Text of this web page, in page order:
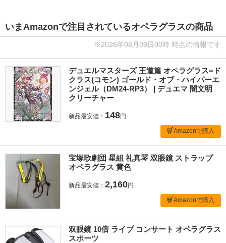
いまAmazonで注目されているオペラグラスの商品
※2026年08月09日00時 時点の情報です
デュエルマスターズ 王道篇 オペラグラス=ド
クラス(コモン) ゴールド・オブ・ハイパーエ
ンジェル（DM24-RP3） | デュエマ 闇文明
クリーチャー
新品最安値： 148円
Amazonで購入
宝塚歌劇団 星組 礼真琴 双眼鏡 ストラップ
オペラグラス 黄色
新品最安値： 2,160円
Amazonで購入
双眼鏡 10倍 ライブ コンサート オペラグラス
スポーツ